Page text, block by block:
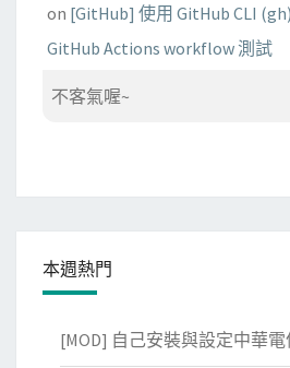
on [GitHub] 使用 GitHub CLI
GitHub Actions workflow 測試
不客氣喔~
本週熱門
[MOD] 自己安裝與設定中華電